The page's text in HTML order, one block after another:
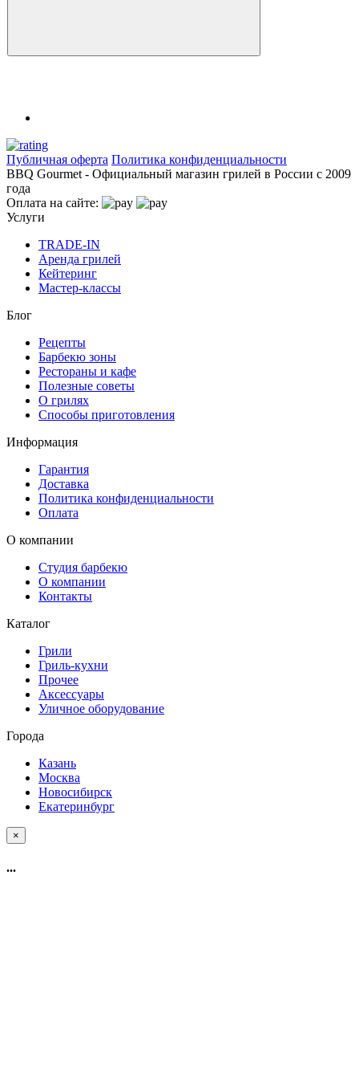
Публичная оферта Политика конфиденциальности
BBQ Gourmet - Официальный магазин грилей в России с 2009
года
Оплата на сайте:
Услуги
TRADE-IN
Аренда грилей
Кейтеринг
Мастер-классы
Блог
Рецепты
Барбекю зоны
Рестораны и кафе
Полезные советы
О грилях
Способы приготовления
Информация
Гарантия
Доставка
Политика конфиденциальности
Оплата
О компании
Студия барбекю
О компании
Контакты
Каталог
Грили
Гриль-кухни
Прочее
Аксессуары
Уличное оборудование
Города
Казань
Москва
Новосибирск
Екатеринбург
×
...